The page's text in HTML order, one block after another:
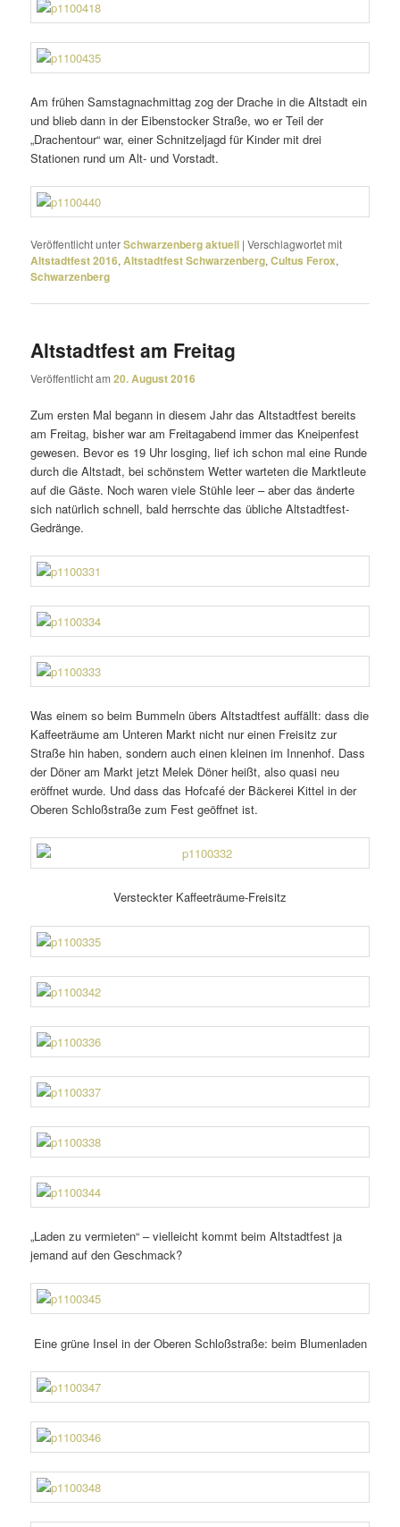
Am frühen Samstagnachmittag zog der Drache in die Altstadt ein
und blieb dann in der Eibenstocker Straße, wo er Teil der
„Drachentour“ war, einer Schnitzeljagd für Kinder mit drei
Stationen rund um Alt- und Vorstadt.
Veröffentlicht unterSchwarzenberg aktuell |Verschlagwortet mit
Altstadtfest 2016,Altstadtfest Schwarzenberg,Cultus Ferox,
Schwarzenberg
Altstadtfest am Freitag
Veröffentlicht am20. August 2016
Zum ersten Mal begann in diesem Jahr das Altstadtfest bereits
am Freitag, bisher war am Freitagabend immer das Kneipenfest
gewesen. Bevor es 19 Uhr losging, lief ich schon mal eine Runde
durch die Altstadt, bei schönstem Wetter warteten die Marktleute
auf die Gäste. Noch waren viele Stühle leer – aber das änderte
sich natür­lich schnell, bald herrschte das übliche Altstadtfest-
Gedränge.
Was einem so beim Bummeln übers Altstadtfest auffällt: dass die
Kaffeeträume am Unteren Markt nicht nur einen Freisitz zur
Straße hin haben, sondern auch einen kleinen im Innenhof. Dass
der Döner am Markt jetzt Melek Döner heißt, also quasi neu
eröffnet wurde. Und dass das Hofcafé der Bäckerei Kittel in der
Oberen Schloßstraße zum Fest geöffnet ist.
Versteckter Kaffeeträume-Freisitz
„Laden zu vermieten“ – viel­leicht kommt beim Altstadtfest ja
jemand auf den Geschmack?
Eine grüne Insel in der Oberen Schloßstraße: beim Blumenladen